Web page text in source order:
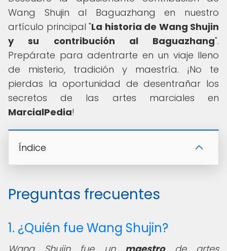
Wang Shujin al Baguazhang en nuestro
artículo principal "La historia de Wang Shujin
y su contribución al Baguazhang".
Prepárate para adentrarte en un viaje lleno
de misterio, tradición y maestría. ¡No te
pierdas la oportunidad de desentrañar los
secretos de las artes marciales en
MarcialPedia!
Índice
Preguntas frecuentes
1. ¿Quién fue Wang Shujin?